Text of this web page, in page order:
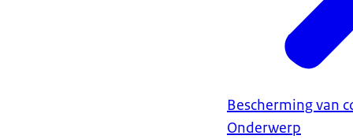
Bescherming van
Onderwerp